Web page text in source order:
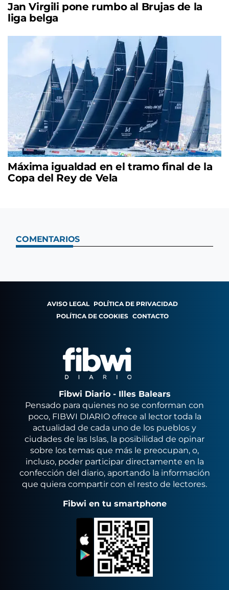
Jan Virgili pone rumbo al Brujas de la
liga belga
Máxima igualdad en el tramo final de la
Copa del Rey de Vela
COMENTARIOS
AVISO LEGAL POLÍTICA DE PRIVACIDAD
POLÍTICA DE COOKIES CONTACTO
Fibwi Diario - Illes Balears
Pensado para quienes no se conforman con
poco, FIBWI DIARIO ofrece al lector toda la
actualidad de cada uno de los pueblos y
ciudades de las Islas, la posibilidad de opinar
sobre los temas que más le preocupan, o,
incluso, poder participar directamente en la
confección del diario, aportando la información
que quiera compartir con el resto de lectores.
Fibwi en tu smartphone